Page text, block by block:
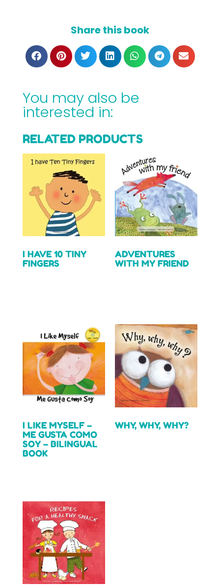
Share this book
You may also be
interested in:
RELATED PRODUCTS
I HAVE 10 TINY
FINGERS
ADVENTURES
WITH MY FRIEND
I LIKE MYSELF –
ME GUSTA COMO
SOY – BILINGUAL
BOOK
WHY, WHY, WHY?